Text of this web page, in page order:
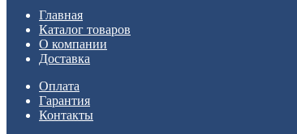
Главная
Каталог товаров
О компании
Доставка
Оплата
Гарантия
Контакты